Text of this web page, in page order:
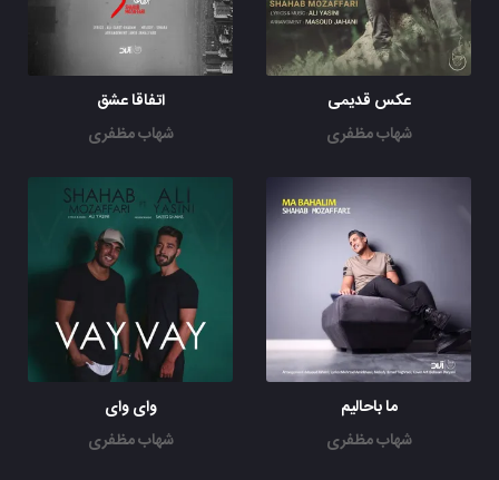
عکس قدیمی
شهاب مظفری
اتفاقا عشق
شهاب مظفری
ما باحالیم
شهاب مظفری
وای وای
شهاب مظفری